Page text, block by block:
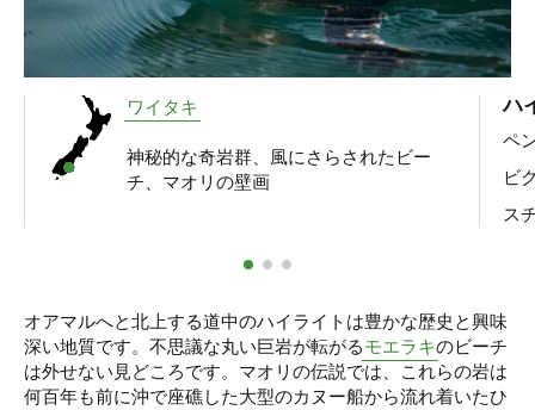
ワイタキ
神秘的な奇岩群、風にさらされたビー
チ、マオリの壁画
ハ
ペ
ビ
ス
オアマルへと北上する道中のハイライトは豊かな歴史と興味
深い地質です。不思議な丸い巨岩が転がるモエラキのビーチ
は外せない見どころです。マオリの伝説では、これらの岩は
何百年も前に沖で座礁した大型のカヌー船から流れ着いたひ